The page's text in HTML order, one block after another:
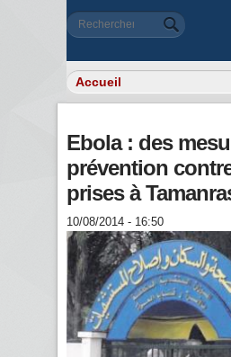
Formulaire de
Rechercher
Ebola : des
prévention
prises à
10/08/2014 - 16:50